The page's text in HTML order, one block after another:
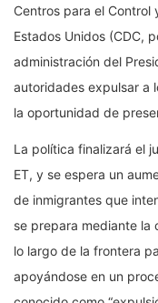
Centros para el Control
Estados Unidos (CDC,
administración del
autoridades expulsar a
la oportunidad de
La política finalizará el
ET, y se espera un
de inmigrantes que
se prepara mediante la
lo largo de la frontera
apoyándose en un